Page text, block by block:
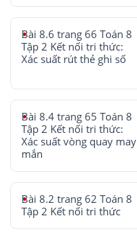
Bài 8.6 trang 66 Toán 8
Tập 2 Kết nối tri thức:
Xác suất rút thẻ ghi số
Bài 8.4 trang 65 Toán 8
Tập 2 Kết nối tri thức:
Xác suất vòng quay may
mắn
Bài 8.2 trang 62 Toán 8
Tập 2 Kết nối tri thức